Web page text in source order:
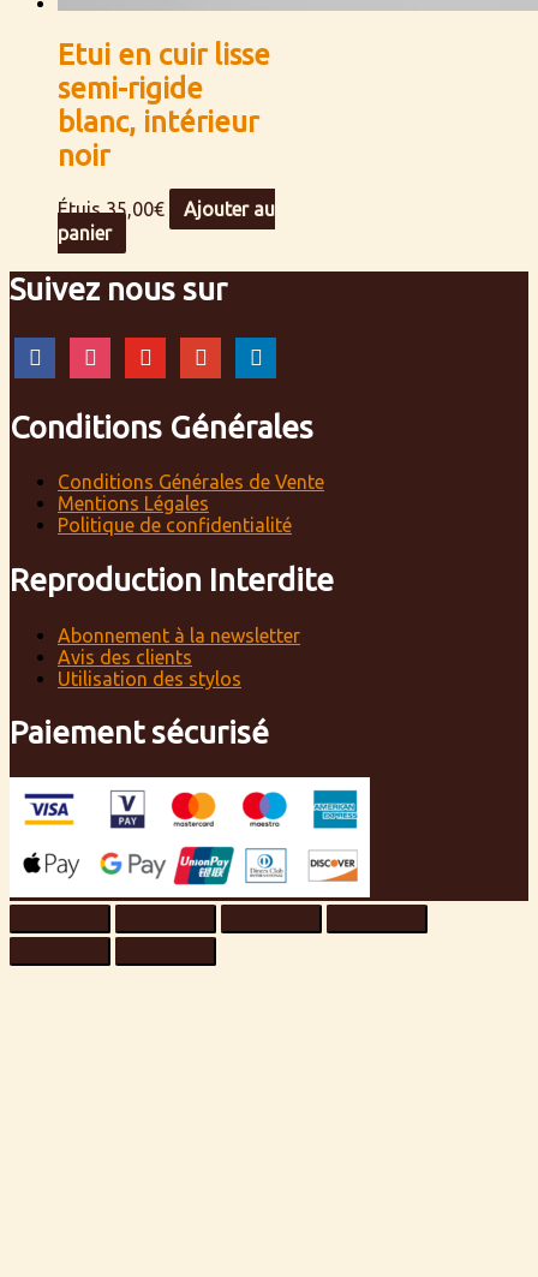
Etui en cuir lisse
semi-rigide
blanc, intérieur
noir
Étuis35,00€
Ajouter au
panier
Suivez nous sur
facebookinstagramyoutube google linkedin
Conditions Générales
Conditions Générales de Vente
Mentions Légales
Politique de confidentialité
Reproduction Interdite
Abonnement à la newsletter
Avis des clients
Utilisation des stylos
Paiement sécurisé